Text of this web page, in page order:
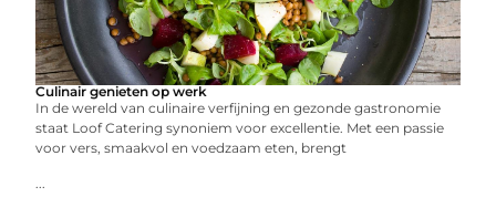
Culinair genieten op werk
In de wereld van culinaire verfijning en gezonde gastronomie
staat Loof Catering synoniem voor excellentie. Met een passie
voor vers, smaakvol en voedzaam eten, brengt
...